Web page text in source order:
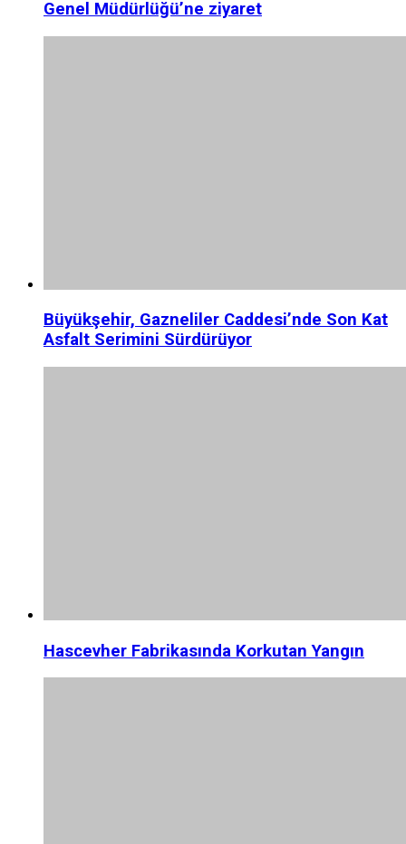
Genel Müdürlüğü’ne ziyaret
Büyükşehir, Gazneliler Caddesi’nde Son Kat
Asfalt Serimini Sürdürüyor
Hascevher Fabrikasında Korkutan Yangın